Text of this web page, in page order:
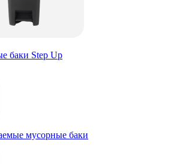
баки Step Up
мусорные баки